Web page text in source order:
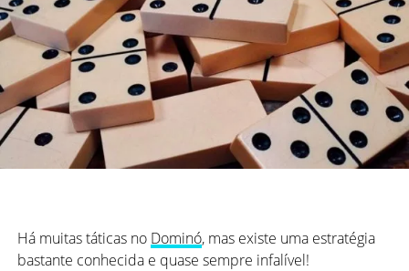
Há muitas táticas no Dominó, mas existe uma estratégia
bastante conhecida e quase sempre infalível!